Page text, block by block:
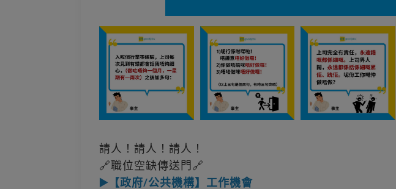
請人！請人！請人！
🔗職位空缺傳送門🔗
▶️【政府/公共機構】工作機會